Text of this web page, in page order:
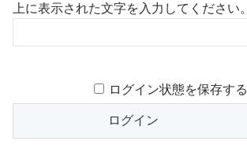
上に表示された文字を入力してください。
ログイン状態を保存する